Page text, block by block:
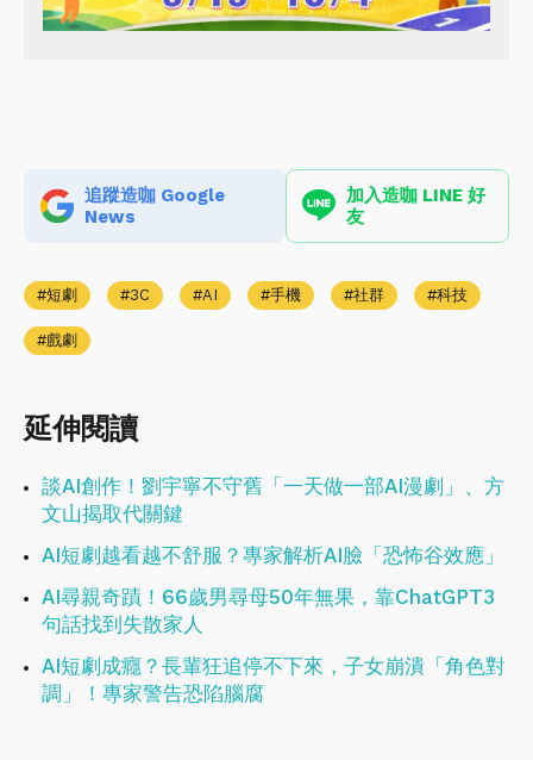
追蹤造咖 Google
News
加入造咖 LINE 好
友
短劇 3C AI 手機 社群 科技
戲劇
延伸閱讀
談AI創作！劉宇寧不守舊「一天做一部AI漫劇」、方
文山揭取代關鍵
AI短劇越看越不舒服？專家解析AI臉「恐怖谷效應」
AI尋親奇蹟！66歲男尋母50年無果，靠ChatGPT3
句話找到失散家人
AI短劇成癮？長輩狂追停不下來，子女崩潰「角色對
調」！專家警告恐陷腦腐